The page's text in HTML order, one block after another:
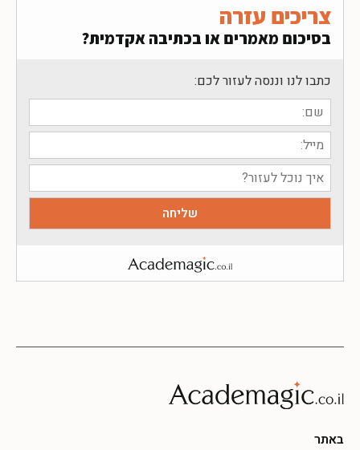
צריכים עזרה
בסיכום מאמרים או בכתיבה אקדמית?
כתבו לנו וננסה לעזור לכם:
באתר